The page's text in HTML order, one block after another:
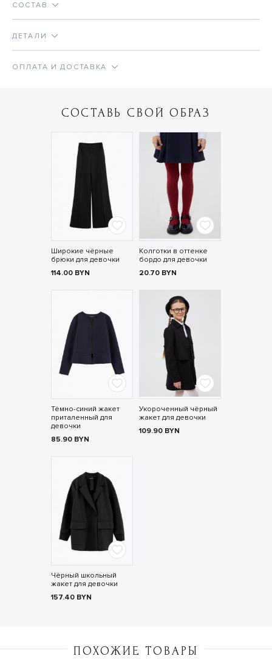
СОСТАВ
ДЕТАЛИ
ОПЛАТА И ДОСТАВКА
СОСТАВЬ СВОЙ ОБРАЗ
Широкие чёрные
брюки для девочки
114.00 BYN
Колготки в оттенке
бордо для девочки
20.70 BYN
Тёмно-синий жакет
приталенный для
девочки
85.90 BYN
Укороченный чёрный
жакет для девочки
109.90 BYN
Чёрный школьный
жакет для девочки
157.40 BYN
ПОХОЖИЕ ТОВАРЫ